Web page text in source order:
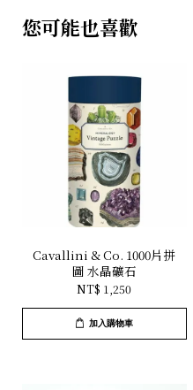
您可能也喜歡
Cavallini & Co. 1000片拼
圖 水晶礦石
NT$ 1,250
加入購物車